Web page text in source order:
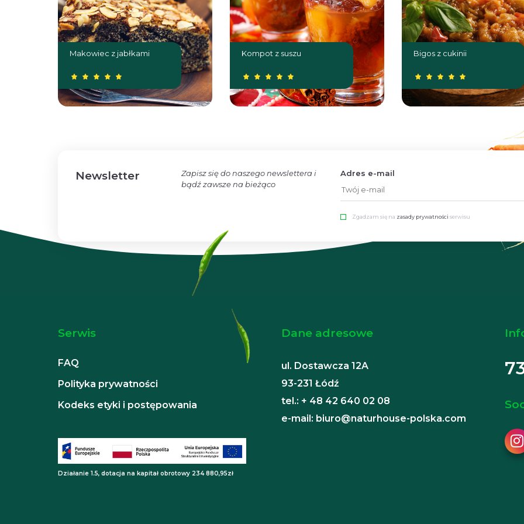
Makowiec z jabłkami Kompot z suszu Bigos z cukinii
Newsletter
Zapisz się do naszego newslettera i
bądź zawsze na bieżąco
Adres e-mail
Zgadzam się na zasady prywatności serwisu
Serwis
FAQ
Polityka prywatności
Kodeks etyki i postępowania
Działanie 1.5, dotacja na kapitał obrotowy 234 880,95zł
Dane adresowe
ul. Dostawcza 12A
93-231 Łódź
tel.: + 48 42 640 02 08
e-mail: biuro@naturhouse-polska.com